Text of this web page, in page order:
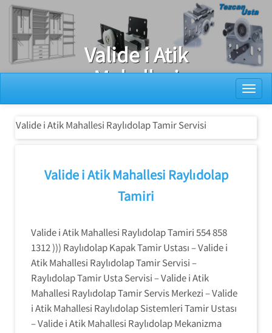
Ray Dolap Tamiri
Valide i Atik
Mahallesi
Raylıdolap
Tamir Servisi
Valide i Atik Mahallesi Raylıdolap Tamir Servisi
Valide i Atik Mahallesi Raylıdolap
Tamiri
Valide i Atik Mahallesi Raylıdolap Tamiri 554 858
1312 ))) Raylıdolap Kapak Tamir Ustası – Valide i
Atik Mahallesi Raylıdolap Tamir Servisi –
Raylıdolap Tamir Usta Servisi – Valide i Atik
Mahallesi Raylıdolap Tamir Servis Merkezi – Valide
i Atik Mahallesi Raylıdolap Sistemleri Tamir Ustası
– Valide i Atik Mahallesi Raylıdolap Mekanizma